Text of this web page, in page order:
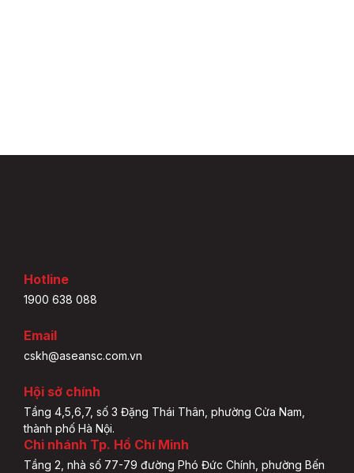
Hotline
1900 638 088
Email
cskh@aseansc.com.vn
Hội sở chính
Tầng 4,5,6,7, số 3 Đặng Thái Thân, phường Cửa Nam,
thành phố Hà Nội.
Chi nhánh Tp. Hồ Chí Minh
Tầng 2, nhà số 77-79 đường Phó Đức Chính, phường Bến